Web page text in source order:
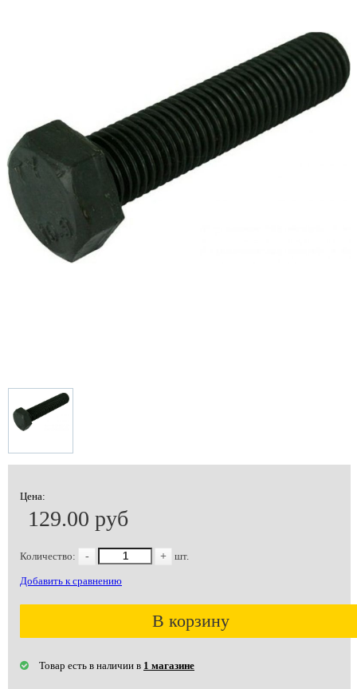
Цена:
129.00 руб
Количество: - + шт.
Добавить к сравнению
В корзину
Товар есть в наличии в 1 магазине